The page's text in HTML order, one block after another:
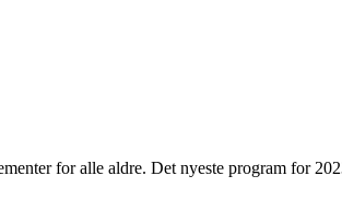
for alle aldre. Det nyeste program for